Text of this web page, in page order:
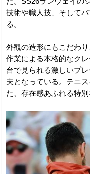
技術や職人技、そして
る。
外観の造形にもこだわ
作業による本格的なク
台で見られる激しいプ
夫となっている。テニ
た、存在感あふれる特別